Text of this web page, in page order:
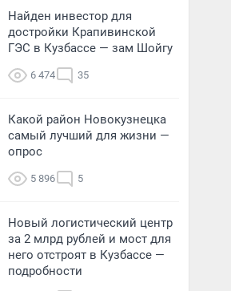
Найден инвестор для
достройки Крапивинской
ГЭС в Кузбассе — зам Шойгу
6 474 35
Какой район Новокузнецка
самый лучший для жизни —
опрос
5 896 5
Новый логистический центр
за 2 млрд рублей и мост для
него отстроят в Кузбассе —
подробности